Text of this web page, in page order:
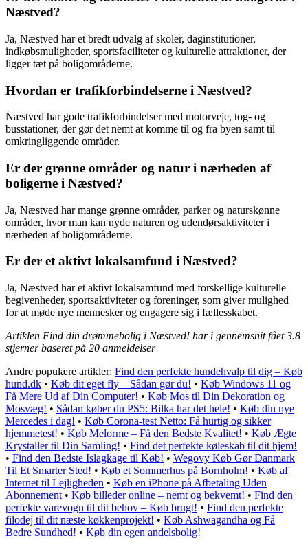
Næstved?
Ja, Næstved har et bredt udvalg af skoler, daginstitutioner,
indkøbsmuligheder, sportsfaciliteter og kulturelle attraktioner, der
ligger tæt på boligområderne.
Hvordan er trafikforbindelserne i Næstved?
Næstved har gode trafikforbindelser med motorveje, tog- og
busstationer, der gør det nemt at komme til og fra byen samt til
omkringliggende områder.
Er der grønne områder og natur i nærheden af
boligerne i Næstved?
Ja, Næstved har mange grønne områder, parker og naturskønne
områder, hvor man kan nyde naturen og udendørsaktiviteter i
nærheden af boligområderne.
Er der et aktivt lokalsamfund i Næstved?
Ja, Næstved har et aktivt lokalsamfund med forskellige kulturelle
begivenheder, sportsaktiviteter og foreninger, som giver mulighed
for at møde nye mennesker og engagere sig i fællesskabet.
Artiklen Find din drømmebolig i Næstved! har i gennemsnit fået3.8
stjerner baseret på 20 anmeldelser
Andre populære artikler: Find den perfekte hundehvalp til dig – Køb
hund.dk • Køb dit eget fly – Sådan gør du! • Køb Windows 11 og
Få Mere Ud af Din Computer! • Køb Mos til Din Dekoration og
Mosvæg! • Sådan køber du PS5: Bilka har det hele! • Køb din nye
Mercedes i dag! • Køb Corona-test Netto: Få hurtig og sikker
hjemmetest! • Køb Melorme – Få den Bedste Kvalitet! • Køb Ægte
Krystaller til Din Samling! • Find det perfekte køleskab til dit hjem!
• Find den Bedste Islagkage til Køb! • Wegovy Køb Gør Danmark
Til Et Smarter Sted! • Køb et Sommerhus på Bornholm! • Køb af
Internet til Lejligheden • Køb en iPhone på Afbetaling Uden
Abonnement • Køb billeder online – nemt og bekvemt! • Find den
perfekte varevogn til dit behov – Køb brugt! • Find den perfekte
filodej til dit næste køkkenprojekt! • Køb Ashwagandha og Få
Bedre Sundhed! • Køb din egen andelsbolig!